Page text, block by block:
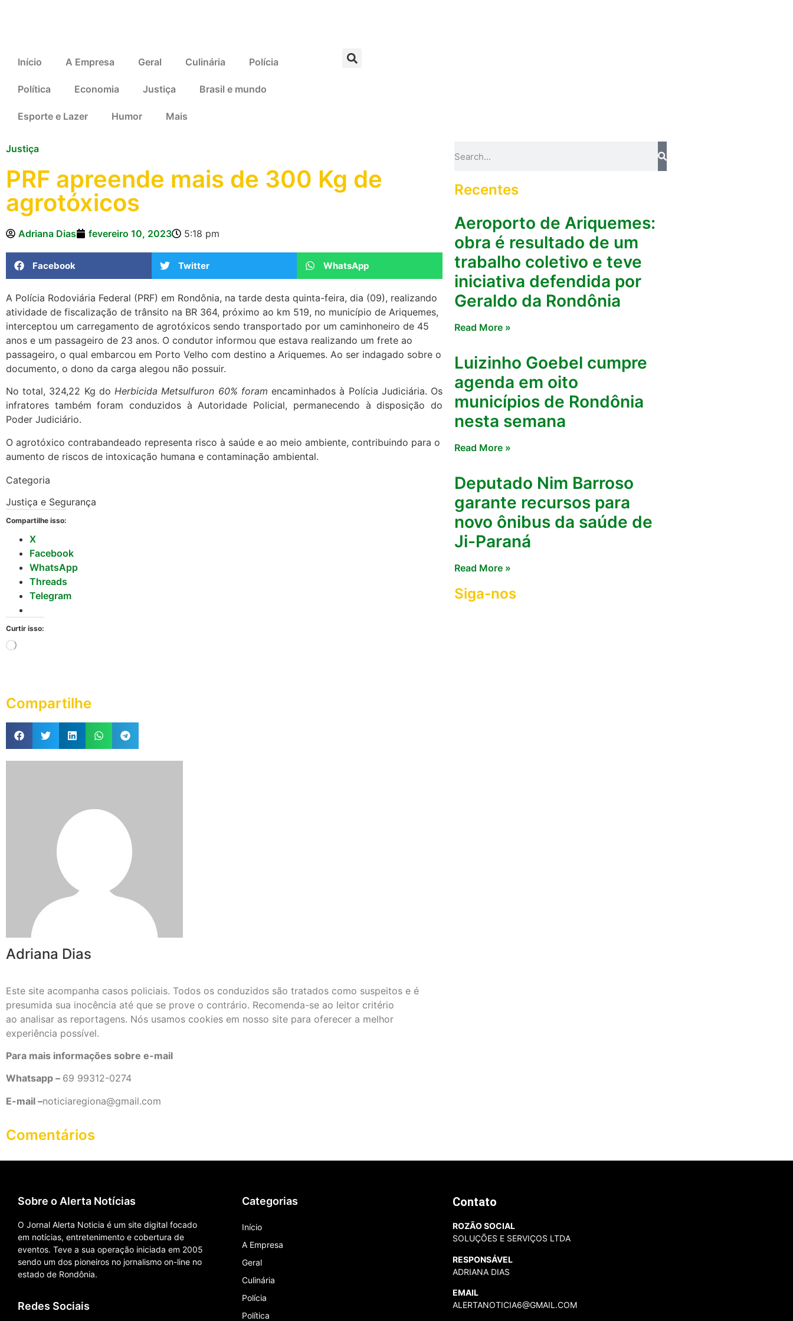
Início A Empresa Geral Culinária Polícia
Política Economia Justiça Brasil e mundo
Esporte e Lazer Humor Mais
Justiça
PRF apreende mais de 300 Kg de
agrotóxicos
Adriana Dias fevereiro 10, 2023 5:18 pm
Facebook Twitter WhatsApp
A Polícia Rodoviária Federal (PRF) em Rondônia, na tarde desta quinta-feira, dia (09), realizando
atividade de fiscalização de trânsito na BR 364, próximo ao km 519, no município de Ariquemes,
interceptou um carregamento de agrotóxicos sendo transportado por um caminhoneiro de 45
anos e um passageiro de 23 anos. O condutor informou que estava realizando um frete ao
passageiro, o qual embarcou em Porto Velho com destino a Ariquemes. Ao ser indagado sobre o
documento, o dono da carga alegou não possuir.
No total, 324,22 Kg do Herbicida Metsulfuron 60% foram encaminhados à Polícia Judiciária. Os
infratores também foram conduzidos à Autoridade Policial, permanecendo à disposição do
Poder Judiciário.
O agrotóxico contrabandeado representa risco à saúde e ao meio ambiente, contribuindo para o
aumento de riscos de intoxicação humana e contaminação ambiental.
Categoria
Justiça e Segurança
Compartilhe isso:
X
Facebook
WhatsApp
Threads
Telegram
Curtir isso:
Compartilhe
Adriana Dias
Este site acompanha casos policiais. Todos os conduzidos são tratados como suspeitos e é
presumida sua inocência até que se prove o contrário. Recomenda-se ao leitor critério
ao analisar as reportagens. Nós usamos cookies em nosso site para oferecer a melhor
experiência possível.
Para mais informações sobre e-mail
Whatsapp – 69 99312-0274
E-mail –noticiaregiona@gmail.com
Comentários
Recentes
Aeroporto de Ariquemes:
obra é resultado de um
trabalho coletivo e teve
iniciativa defendida por
Geraldo da Rondônia
Read More »
Luizinho Goebel cumpre
agenda em oito
municípios de Rondônia
nesta semana
Read More »
Deputado Nim Barroso
garante recursos para
novo ônibus da saúde de
Ji-Paraná
Read More »
Siga-nos
Sobre o Alerta Notícias
O Jornal Alerta Noticia é um site digital focado
em notícias, entretenimento e cobertura de
eventos. Teve a sua operação iniciada em 2005
sendo um dos pioneiros no jornalismo on-line no
estado de Rondônia.
Redes Sociais
Categorias
Início
A Empresa
Geral
Culinária
Polícia
Política
Contato
ROZÃO SOCIAL
SOLUÇÕES E SERVIÇOS LTDA
RESPONSÁVEL
ADRIANA DIAS
EMAIL
ALERTANOTICIA6@GMAIL.COM